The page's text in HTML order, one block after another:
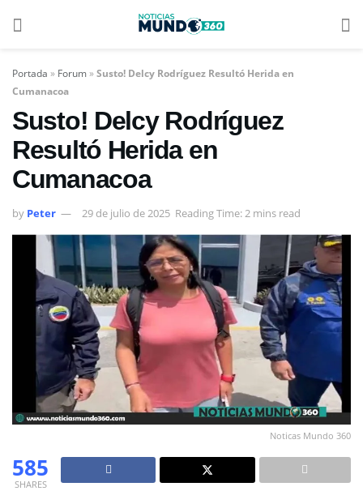
Portada » Forum»Susto! Delcy Rodríguez Resultó Herida en
Cumanacoa
Susto! Delcy Rodríguez
Resultó Herida en
Cumanacoa
by Peter 29 de julio de 2025 Reading Time: 2 mins read
Noticas Mundo 360
585
SHARES